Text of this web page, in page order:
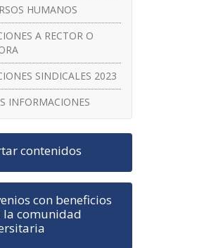
HUMANOS
A RECTOR O
SINDICALES 2023
INFORMACIONES
contenidos
con beneficios
la comunidad